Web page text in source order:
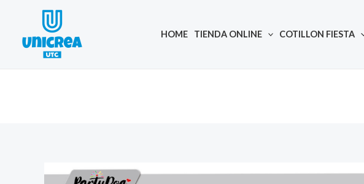
content
HOME TIENDA ONLINE COTILLON FIESTA